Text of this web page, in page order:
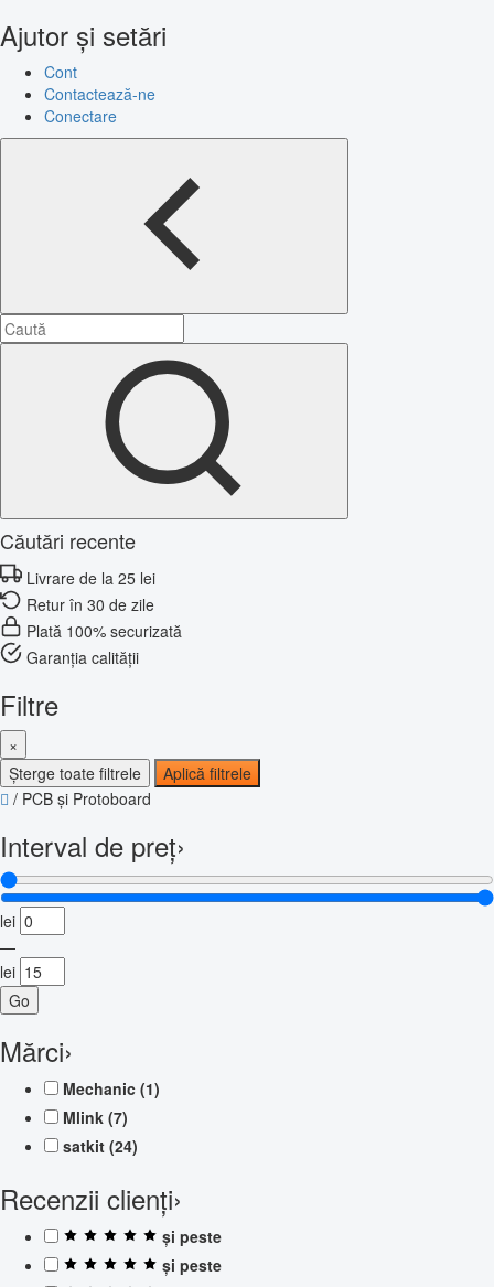
Ajutor și setări
Cont
Contactează-ne
Conectare
Căutări recente
Livrare de la 25 lei
Retur în 30 de zile
Plată 100% securizată
Garanția calității
Filtre
×
Șterge toate filtrele
Aplică filtrele
/ PCB și Protoboard
Interval de preț›
lei
—
lei
Go
Mărci›
Mechanic (1)
Mlink (7)
satkit (24)
Recenzii clienți›
și peste
și peste